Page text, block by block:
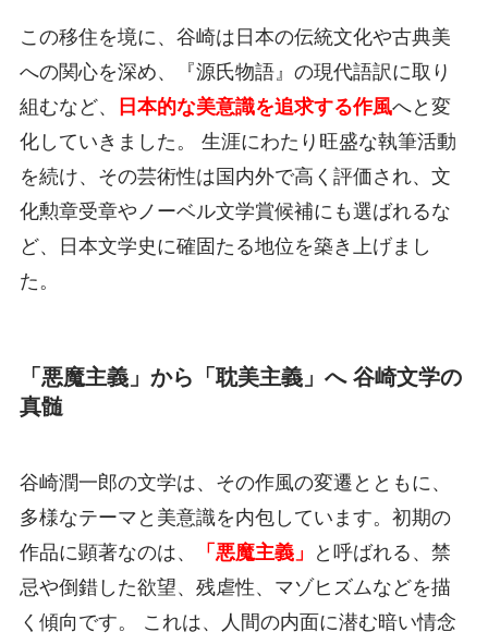
この移住を境に、谷崎は日本の伝統文化や古典美
への関心を深め、『源氏物語』の現代語訳に取り
組むなど、
日本的な美意識を追求する作風へと変
化していきました。 生涯にわたり旺盛な執筆活動
を続け、その芸術性は国内外で高く評価され、文
化勲章受章やノーベル文学賞候補にも選ばれるな
ど、日本文学史に確固たる地位を築き上げまし
た。
「悪魔主義」から「耽美主義」へ 谷崎文学の
真髄
谷崎潤一郎の文学は、その作風の変遷とともに、
多様なテーマと美意識を内包しています。初期の
作品に顕著なのは、
「悪魔主義」
と呼ばれる、禁
忌や倒錯した欲望、残虐性、マゾヒズムなどを描
く傾向です。 これは、人間の内面に潜む暗い情念